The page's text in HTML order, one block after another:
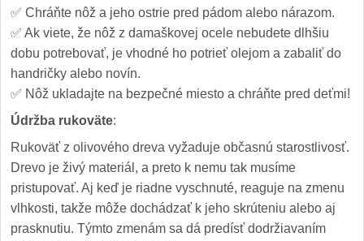
✅ Chráňte nôž a jeho ostrie pred pádom alebo nárazom.
✅ Ak viete, že nôž z damaškovej ocele nebudete dlhšiu
dobu potrebovať, je vhodné ho potrieť olejom a zabaliť do
handričky alebo novín.
✅ Nôž ukladajte na bezpečné miesto a chráňte pred deťmi!
Údržba rukoväte:
Rukoväť z olivového dreva vyžaduje občasnú starostlivosť.
Drevo je živý materiál, a preto k nemu tak musíme
pristupovať. Aj keď je riadne vyschnuté, reaguje na zmenu
vlhkosti, takže môže dochádzať k jeho skrúteniu alebo aj
prasknutiu. Týmto zmenám sa dá predísť dodržiavaním